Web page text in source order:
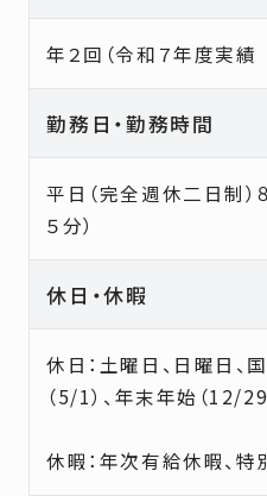
年２回（令和７年度実績
勤務日・勤務時間
平日（完全週休二日制）８
５分）
休日・休暇
休日：土曜日、日曜日、
（5/1）、年末年始（12/
休暇：年次有給休暇、特